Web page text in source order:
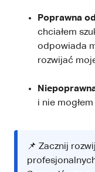
Poprawna
chciałem
odpowiada
rozwijać
i nie
📌 Zacznij